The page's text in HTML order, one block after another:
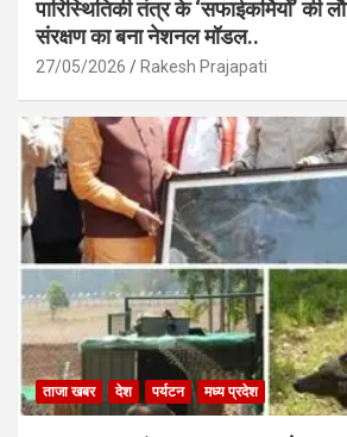
पारिस्थितिकी तंत्र के ‘सफाईकर्मियों’ की
संरक्षण का बना नेशनल मॉडल..
27/05/2026 Rakesh Prajapati
ताजा खबर देश पर्यटन मध्य प्रदेश